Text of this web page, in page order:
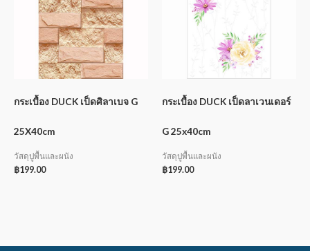
กระเบื้อง DUCK เป็ดศิลาเบจ G
25X40cm
วัสดุปูพื้นและผนัง
฿199.00
กระเบื้อง DUCK เป็ดลาเวนเดอร์
G 25x40cm
วัสดุปูพื้นและผนัง
฿199.00